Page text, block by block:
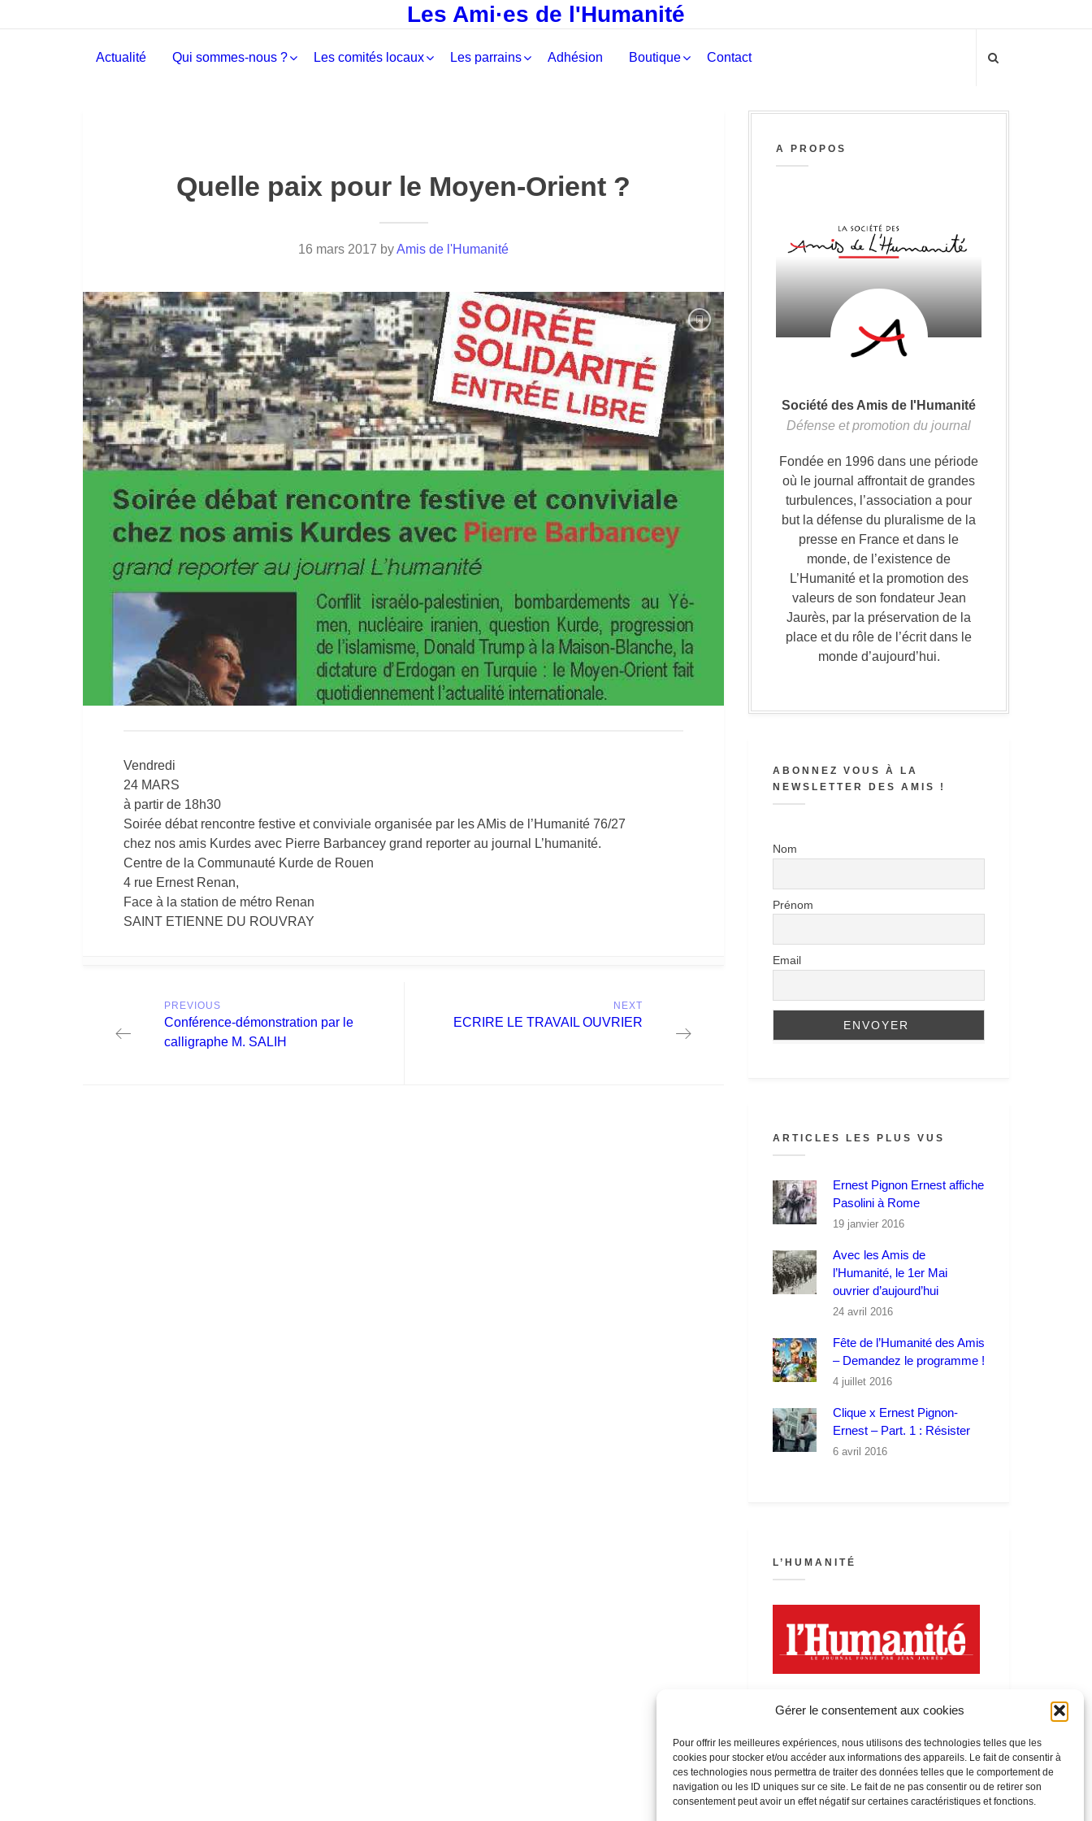
Gérer le consentement aux cookies
Pour offrir les meilleures expériences, nous utilisons des technologies telles que les
cookies pour stocker et/ou accéder aux informations des appareils. Le fait de consentir à
ces technologies nous permettra de traiter des données telles que le comportement de
navigation ou les ID uniques sur ce site. Le fait de ne pas consentir ou de retirer son
consentement peut avoir un effet négatif sur certaines caractéristiques et fonctions.
Les Ami·es de l'Humanité
Actualité Qui sommes-nous ? Les comités locaux Les parrains Adhésion Boutique Contact
Quelle paix pour le Moyen-Orient ?
16 mars 2017 byAmis de l'Humanité
Vendredi
24 MARS
à partir de 18h30
Soirée débat rencontre festive et conviviale organisée par les AMis de l’Humanité 76/27
chez nos amis Kurdes avec Pierre Barbancey grand reporter au journal L’humanité.
Centre de la Communauté Kurde de Rouen
4 rue Ernest Renan,
Face à la station de métro Renan
SAINT ETIENNE DU ROUVRAY
navigation
PREVIOUS
Previous
post:
Conférence-démonstration par le
calligraphe M. SALIH
NEXT
Next
ECRIRE LE TRAVAIL OUVRIER
A PROPOS
Société des Amis de l'Humanité
Défense et promotion du journal
Fondée en 1996 dans une période
où le journal affrontait de grandes
turbulences, l’association a pour
but la défense du pluralisme de la
presse en France et dans le
monde, de l’existence de
L’Humanité et la promotion des
valeurs de son fondateur Jean
Jaurès, par la préservation de la
place et du rôle de l’écrit dans le
monde d’aujourd’hui.
ABONNEZ VOUS À LA
NEWSLETTER DES AMIS !
Nom
Prénom
Email
ARTICLES LES PLUS VUS
Ernest Pignon Ernest affiche
Pasolini à Rome
19 janvier 2016
Avec les Amis de
l’Humanité, le 1er Mai
ouvrier d’aujourd’hui
24 avril 2016
Fête de l’Humanité des Amis
– Demandez le programme !
4 juillet 2016
Clique x Ernest Pignon-
Ernest – Part. 1 : Résister
6 avril 2016
L’HUMANITÉ
LA FÊTE DE L’HUMANITÉ